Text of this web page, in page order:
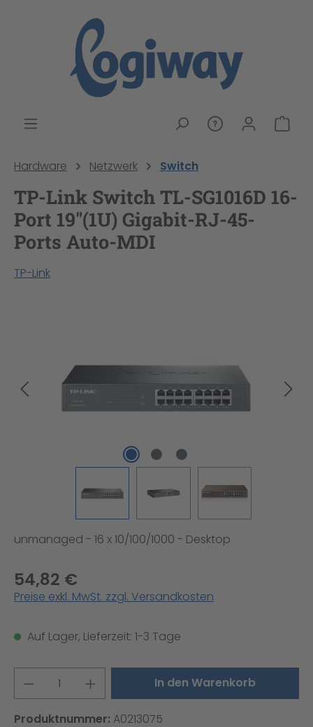
Hardware Netzwerk Switch
TP-Link Switch TL-SG1016D 16-
Port 19"(1U) Gigabit-RJ-45-
Ports Auto-MDI
TP-Link
unmanaged - 16 x 10/100/1000 - Desktop
54,82 €
Preise exkl. MwSt. zzgl. Versandkosten
Auf Lager, Lieferzeit: 1-3 Tage
Produkt Anzahl: Gib denIn den Warenkorb
Produktnummer: A0213075